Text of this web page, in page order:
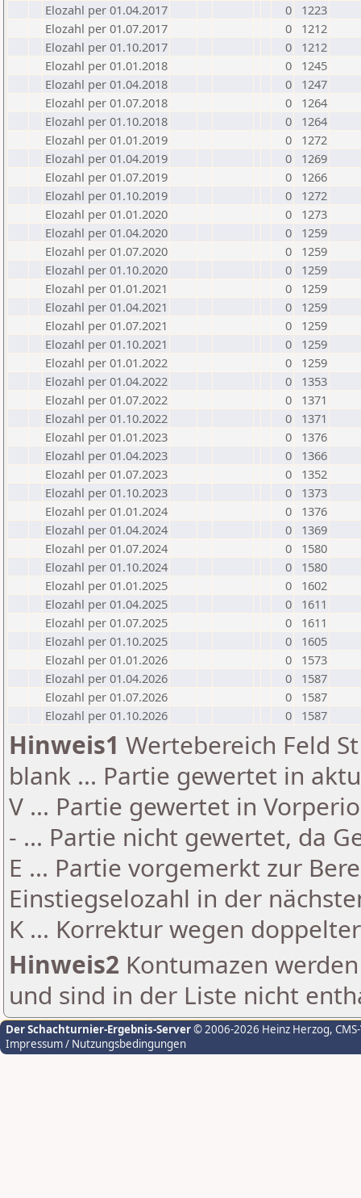
Elozahl per 01.04.2017
0
1223
Elozahl per 01.07.2017
0
1212
Elozahl per 01.10.2017
0
1212
Elozahl per 01.01.2018
0
1245
Elozahl per 01.04.2018
0
1247
Elozahl per 01.07.2018
0
1264
Elozahl per 01.10.2018
0
1264
Elozahl per 01.01.2019
0
1272
Elozahl per 01.04.2019
0
1269
Elozahl per 01.07.2019
0
1266
Elozahl per 01.10.2019
0
1272
Elozahl per 01.01.2020
0
1273
Elozahl per 01.04.2020
0
1259
Elozahl per 01.07.2020
0
1259
Elozahl per 01.10.2020
0
1259
Elozahl per 01.01.2021
0
1259
Elozahl per 01.04.2021
0
1259
Elozahl per 01.07.2021
0
1259
Elozahl per 01.10.2021
0
1259
Elozahl per 01.01.2022
0
1259
Elozahl per 01.04.2022
0
1353
Elozahl per 01.07.2022
0
1371
Elozahl per 01.10.2022
0
1371
Elozahl per 01.01.2023
0
1376
Elozahl per 01.04.2023
0
1366
Elozahl per 01.07.2023
0
1352
Elozahl per 01.10.2023
0
1373
Elozahl per 01.01.2024
0
1376
Elozahl per 01.04.2024
0
1369
Elozahl per 01.07.2024
0
1580
Elozahl per 01.10.2024
0
1580
Elozahl per 01.01.2025
0
1602
Elozahl per 01.04.2025
0
1611
Elozahl per 01.07.2025
0
1611
Elozahl per 01.10.2025
0
1605
Elozahl per 01.01.2026
0
1573
Elozahl per 01.04.2026
0
1587
Elozahl per 01.07.2026
0
1587
Elozahl per 01.10.2026
0 1587
Hinweis1 Wertebereich Feld
blank ... Partie gewertet in
V ... Partie gewertet in
- ... Partie nicht gewertet, da
E ... Partie vorgemerkt zur
Einstiegselozahl in der
K ... Korrektur wegen
Hinweis2 Kontumazen
und sind in der Liste nicht
Der Schachturnier-Ergebnis-Server© 2006-2026 Heinz Herzog,
Impressum / Nutzungsbedingungen